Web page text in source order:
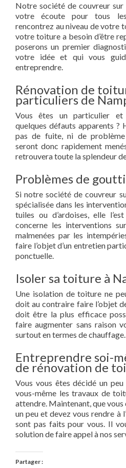
Notre société de couvreur
votre écoute pour tous
rencontrez au niveau de votre
votre toiture a besoin d’être
poserons un premier
votre idée et qui vous
entreprendre.
Rénovation de
particuliers de
Vous êtes un particulier
quelques défauts apparents ?
pas de fuite, ni de problème
seront donc rapidement
retrouvera toute la splendeur
Problèmes de
Si notre société de couvreur
spécialisée dans les
tuiles ou d’ardoises, elle
concerne les interventions
malmenées par les
faire l’objet d’un entretien
ponctuelle.
Isoler sa toiture à
Une isolation de toiture ne
doit au contraire faire l’objet
doit être la plus efficace
faire augmenter sans raison
surtout en termes de chauffage.
Entreprendre soi-
de rénovation de
Vous vous êtes décidé un
vous-même les travaux de
attendre. Maintenant, que
un peu et devez vous rendre à
sont pas faits pour vous. Il
solution de faire appel à nos
Partager :